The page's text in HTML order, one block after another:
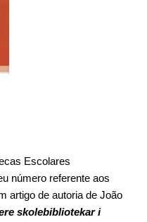
Escolares
número referente aos
artigo de autoria de João
skolebibliotekar i